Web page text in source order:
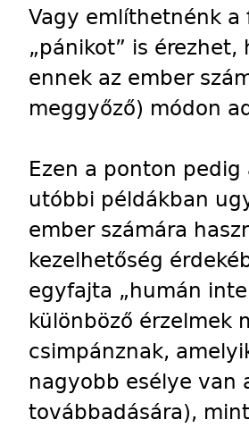
Vagy említhetnénk
„pánikot” is
ennek az ember
meggyőző) módon
Ezen a ponton
utóbbi példákban
ember számára
kezelhetőség
egyfajta „humán
különböző érzelmek
csimpánznak,
nagyobb esélye van
továbbadására),